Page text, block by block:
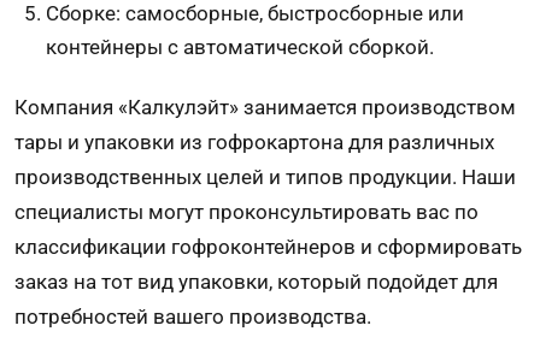
Сборке: самосборные, быстросборные или
контейнеры с автоматической сборкой.
Компания «Калкулэйт» занимается производством
тары и упаковки из гофрокартона для различных
производственных целей и типов продукции. Наши
специалисты могут проконсультировать вас по
классификации гофроконтейнеров и сформировать
заказ на тот вид упаковки, который подойдет для
потребностей вашего производства.